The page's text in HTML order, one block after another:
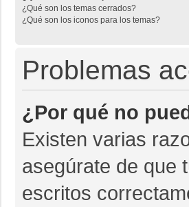
¿Qué son los temas cerrados?
¿Qué son los iconos para los temas?
Problemas
¿Por qué no
Existen varias
asegúrate de que
escritos